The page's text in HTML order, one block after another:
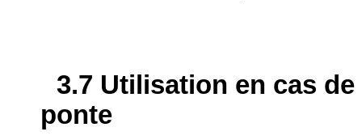
3.7 Utilisation en cas
ponte